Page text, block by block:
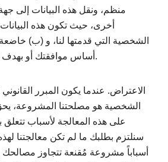
منظم، ونقل هذه البيانات إلى
أخرى، حيث تكون هذه البيانات
الشخصية التي قدمتها لنا، و (ب)
أساس موافقتك أو بهدف تنفيذ عقد معك.
الاعتراض. عندما يكون المبرر القانوني
الشخصية هو مصلحتنا المشروعة،
على هذه المعالجة لأسباب
سنلتزم بطلبك ما لم تكن معالجتنا
أسباباً مشروعة مُقنعة تتجاوز مصالحك